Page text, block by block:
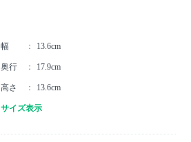
幅
13.6cm
奥行 17.9cm
高さ 13.6cm
サイズ表示